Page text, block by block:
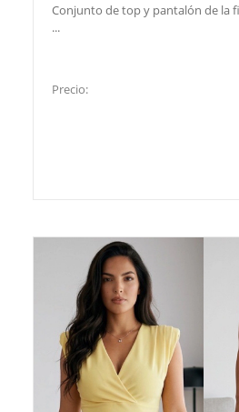
Conjunto de top y pantalón de la
...
Precio: